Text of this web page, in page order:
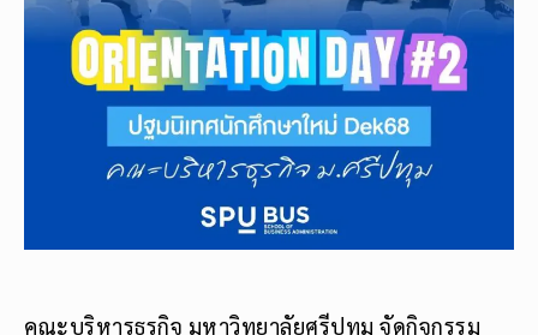
คณะบริหารธุรกิจ มหาวิทยาลัยศรีปทุม จัดกิจกรรม